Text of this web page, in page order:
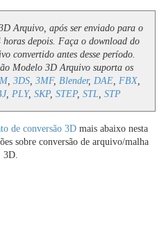
Arquivo, após ser enviado para o
horas depois. Faça o download do
convertido antes desse período.
Modelo 3D Arquivo suporta os
, 3DS, 3MF, Blender, DAE, FBX,
, PLY, SKP, STEP, STL, STP
de conversão 3Dmais abaixo nesta
sobre conversão de arquivo/malha
3D.